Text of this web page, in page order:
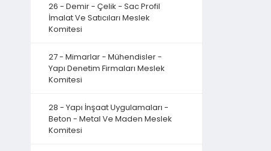
26 - Demir - Çelik - Sac Profil
İmalat Ve Satıcıları Meslek
Komitesi
27 - Mimarlar - Mühendisler -
Yapı Denetim Firmaları Meslek
Komitesi
28 - Yapı İnşaat Uygulamaları -
Beton - Metal Ve Maden Meslek
Komitesi